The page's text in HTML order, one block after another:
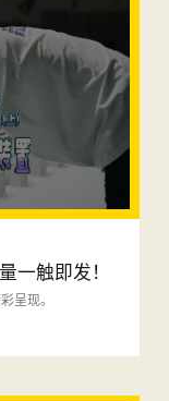
一触即发！
呈现。